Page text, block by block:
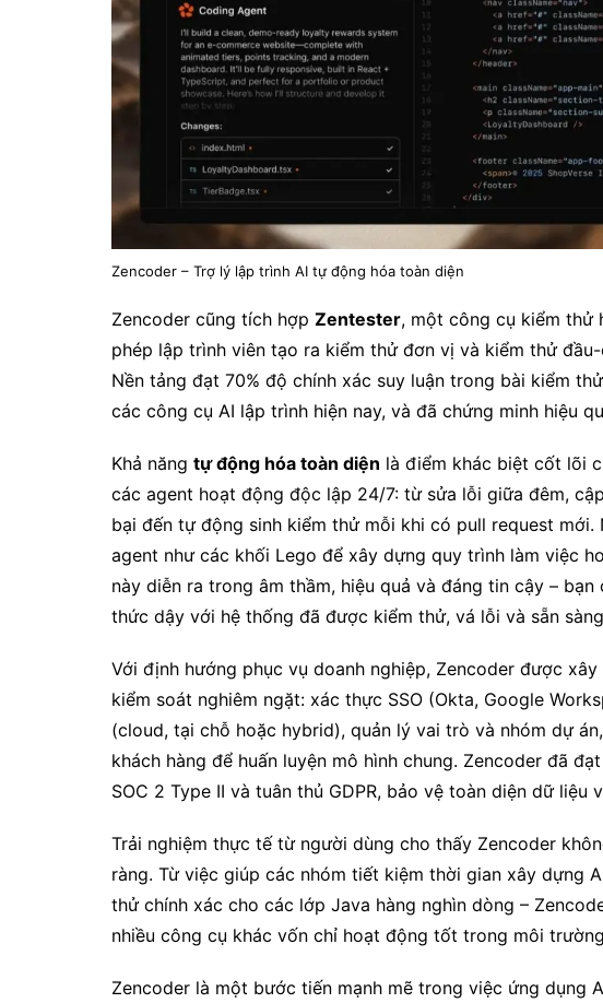
Zencoder – Trợ lý lập trình AI tự động hóa toàn diện
Zencoder cũng tích hợp Zentester, một công cụ kiểm thử
phép lập trình viên tạo ra kiểm thử đơn vị và kiểm thử
Nền tảng đạt 70% độ chính xác suy luận trong bài kiểm
các công cụ AI lập trình hiện nay, và đã chứng minh hiệu
Khả năng tự động hóa toàn diện là điểm khác biệt cốt lõi
các agent hoạt động độc lập 24/7: từ sửa lỗi giữa đêm,
bại đến tự động sinh kiểm thử mỗi khi có pull request
agent như các khối Lego để xây dựng quy trình làm việc
này diễn ra trong âm thầm, hiệu quả và đáng tin cậy – bạn
thức dậy với hệ thống đã được kiểm thử, vá lỗi và sẵn
Với định hướng phục vụ doanh nghiệp, Zencoder được
kiểm soát nghiêm ngặt: xác thực SSO (Okta, Google
(cloud, tại chỗ hoặc hybrid), quản lý vai trò và nhóm dự
khách hàng để huấn luyện mô hình chung. Zencoder đã
SOC 2 Type II và tuân thủ GDPR, bảo vệ toàn diện dữ liệu
Trải nghiệm thực tế từ người dùng cho thấy Zencoder
ràng. Từ việc giúp các nhóm tiết kiệm thời gian xây dựng
thử chính xác cho các lớp Java hàng nghìn dòng –
nhiều công cụ khác vốn chỉ hoạt động tốt trong môi
Zencoder là một bước tiến mạnh mẽ trong việc ứng dụng